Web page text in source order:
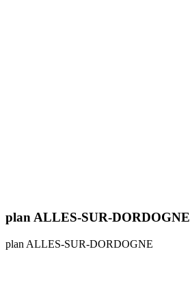
plan ALLES-SUR-DORDOGNE
plan ALLES-SUR-DORDOGNE